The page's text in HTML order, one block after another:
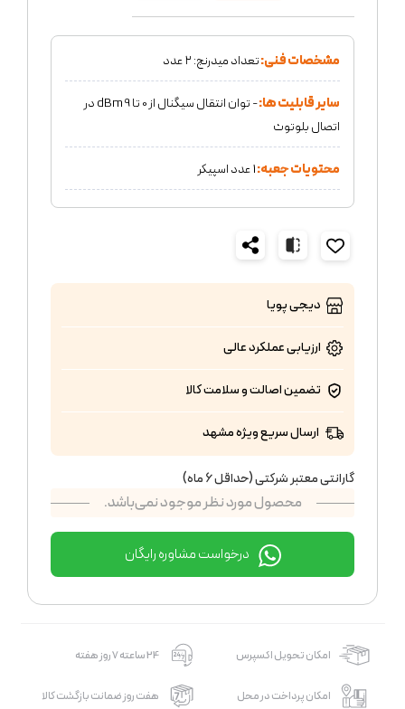
مشخصات فنی:تعداد میدرنج: ۲ عدد
سایر قابلیت ها:
- توان انتقال سیگنال از 0 تا 9 dBm در
اتصال بلوتوث
محتویات جعبه:1 عدد اسپیکر
دیجی پویا
ارزیابی عملکردعالی
تضمین اصالت و سلامت کالا
ارسال سریع ویژه مشهد
گارانتی معتبر شرکتی (حداقل 6 ماه)
محصول مورد نظر موجود نمی‌باشد.
درخواست مشاوره رایگان
امکان تحویل اکسپرس 24 ساعته 7 روز هفته
امکان پرداخت در محل هفت روز ضمانت بازگشت کالا